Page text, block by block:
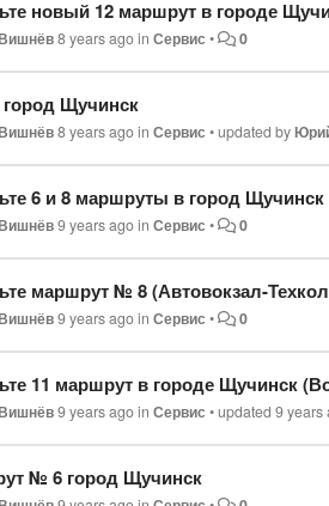
новый 12 маршрут в городе
8 years agoinСервис • 0
Щучинск
8 years agoinСервис •updated by
6 и 8 маршруты в город Щучинск
9 years agoinСервис • 0
маршрут № 8 (Автовокзал-
9 years agoinСервис • 0
11 маршрут в городе Щучинск
9 years agoinСервис •updated9 years
№ 6 город Щучинск